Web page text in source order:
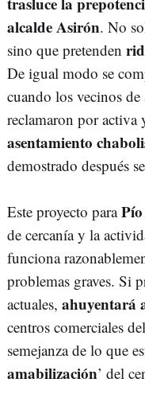
alcalde Asirón. No
sino que pretenden
De igual modo se
cuando los vecinos
reclamaron por activa
asentamiento
demostrado después
Este proyecto para
de cercanía y la
funciona
problemas graves. Si
actuales, ahuyentará
centros comerciales
semejanza de lo que
amabilización’ del